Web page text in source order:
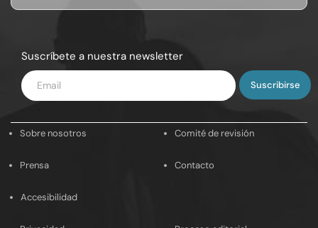
Suscríbete a nuestra newsletter
Introduce
tu
Sobre nosotros Comité de revisión
Prensa Contacto
Accesibilidad